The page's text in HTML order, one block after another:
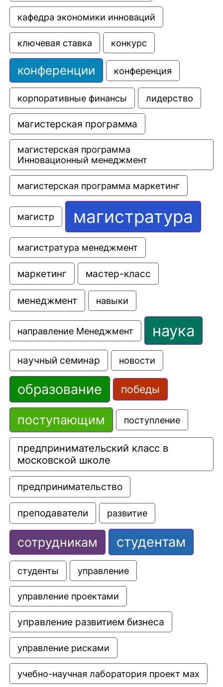
кафедра экономики инноваций
ключевая ставка конкурс
конференции конференция
корпоративные финансы лидерство
магистерская программа
магистерская программа
Инновационный менеджмент
магистерская программа маркетинг
магистр магистратура
магистратура менеджмент
маркетинг мастер-класс
менеджмент навыки
направление Менеджмент наука
научный семинар новости
образование победы
поступающим поступление
предпринимательский класс в
московской школе
предпринимательство
преподаватели развитие
сотрудникам студентам
студенты управление
управление проектами
управление развитием бизнеса
управление рисками
учебно-научная лаборатория проект мах